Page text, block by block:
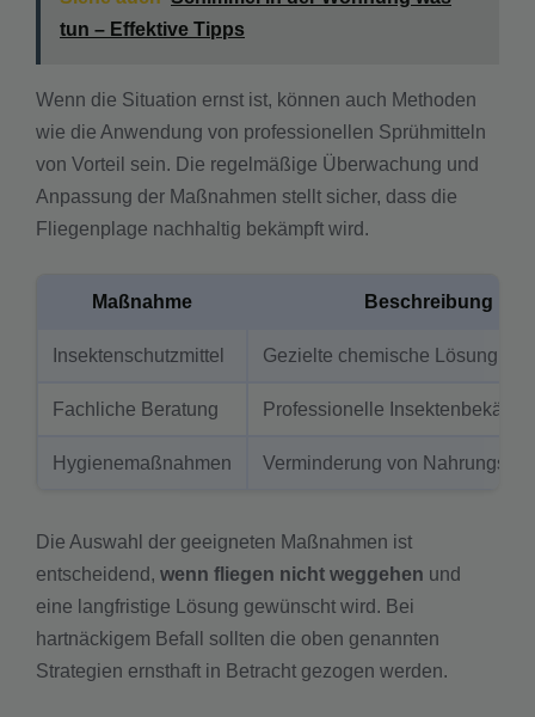
tun – Effektive Tipps
Wenn die Situation ernst ist, können auch Methoden
wie die Anwendung von professionellen Sprühmitteln
von Vorteil sein. Die regelmäßige Überwachung und
Anpassung der Maßnahmen stellt sicher, dass die
Fliegenplage nachhaltig bekämpft wird.
Maßnahme Beschreibung
Insektenschutzmittel Gezielte chemische Lösung für
Fachliche Beratung Professionelle
Hygie­nemaßnahmen Verminderung von
Die Auswahl der geeigneten Maßnahmen ist
entscheidend, wenn fliegen nicht weggehen und
eine langfristige Lösung gewünscht wird. Bei
hartnäckigem Befall sollten die oben genannten
Strategien ernsthaft in Betracht gezogen werden.